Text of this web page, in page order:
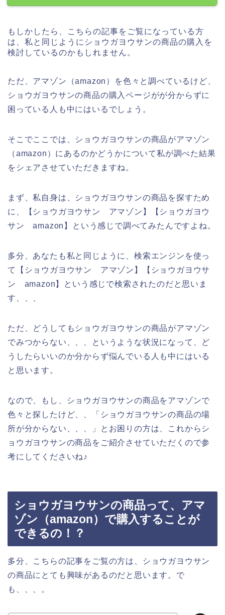
もしかしたら、こちらの記事をご覧になっている方
は、私と同じようにショウガヨウサンの商品の購入を
検討しているのかもしれません。
ただ、アマゾン（amazon）を色々と調べているけど、
ショウガヨウサンの商品の購入ページがが分からずに
困っている人も中にはいるでしょう。
そこでここでは、ショウガヨウサンの商品がアマゾン
（amazon）にあるのかどうかについて私が調べた結果
をシェアさせていただきますね。
まず、私自身は、ショウガヨウサンの商品を探すため
に、【ショウガヨウサン アマゾン】【ショウガヨウ
サン amazon】という感じで調べてみたんですよね。
多分、あなたも私と同じように、検索エンジンを使っ
て【ショウガヨウサン アマゾン】【ショウガヨウサ
ン amazon】という感じで検索されたのだと思いま
す、、、
ただ、どうしてもショウガヨウサンの商品がアマゾン
でみつからない、、、というような状況になって、ど
うしたらいいのか分からず悩んでいる人も中にはいる
と思います。
なので、もし、ショウガヨウサンの商品をアマゾンで
色々と探したけど、、「ショウガヨウサンの商品の場
所が分からない、、、」とお困りの方は、これからシ
ョウガヨウサンの商品をご紹介させていただくので参
考にしてくださいね♪
ショウガヨウサンの商品って、アマ
ゾン（amazon）で購入することが
できるの！？
多分、こちらの記事をご覧の方は、ショウガヨウサン
の商品にとても興味があるのだと思います。で
も、、、。